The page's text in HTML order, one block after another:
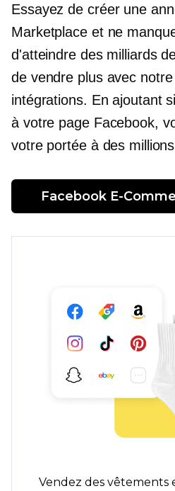
Essayez de créer une
Marketplace et ne
d'atteindre des milliards
de vendre plus avec notre
intégrations. En ajoutant
à votre page Facebook,
votre portée à des
Facebook E-
Vendez des vêtements